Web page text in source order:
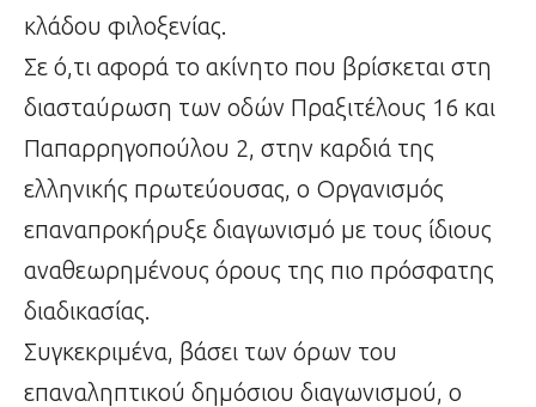
κλάδου φιλοξενίας.
Σε ό,τι αφορά το ακίνητο που βρίσκεται στη
διασταύρωση των οδών Πραξιτέλους 16 και
Παπαρρηγοπούλου 2, στην καρδιά της
ελληνικής πρωτεύουσας, ο Οργανισμός
επαναπροκήρυξε διαγωνισμό με τους ίδιους
αναθεωρημένους όρους της πιο πρόσφατης
διαδικασίας.
Συγκεκριμένα, βάσει των όρων του
επαναληπτικού δημόσιου διαγωνισμού, ο